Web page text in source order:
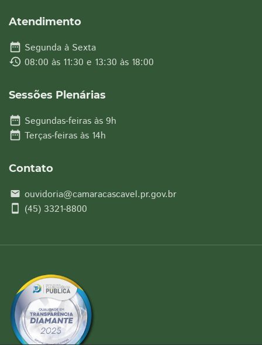
Atendimento
date_range Segunda à Sexta
history 08:00 às 11:30 e 13:30 às 18:00
Sessões Plenárias
date_range Segundas-feiras às 9h
date_range Terças-feiras às 14h
Contato
email ouvidoria@camaracascavel.pr.gov.br
smartphone (45) 3321-8800